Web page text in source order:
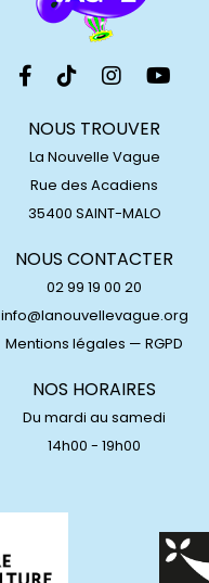
NOUS TROUVER
La Nouvelle Vague
Rue des Acadiens
35400 SAINT-MALO
NOUS CONTACTER
02 99 19 00 20
info@lanouvellevague.org
Mentions légales — RGPD
NOS HORAIRES
Du mardi au samedi
14h00 - 19h00